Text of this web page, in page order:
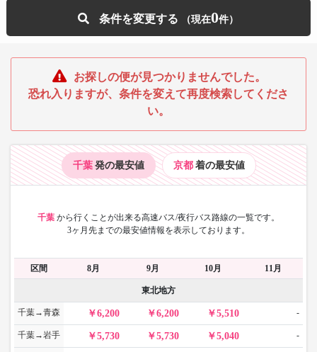
条件を変更する 0
お探しの便が見つかりませんでした。
恐れ入りますが、条件を変えて再度検索してくださ
い。
千葉 発の最安値 京都 着の最安値
千葉 から行くことが出来る高速バス/夜行バス路線の一覧です。
3ヶ月先までの最安値情報を表示しております。
区間 8月 9月 10月 11月
東北地方
千葉→青森 6,200 6,200 5,510 -
千葉→岩手 5,730 5,730 5,040 -